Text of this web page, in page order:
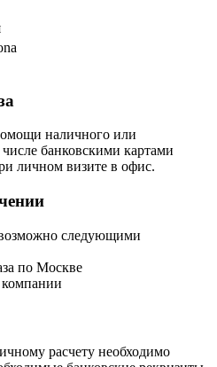
наличного или
банковскими картами
личном визите в офис.
следующими
по Москве
расчету необходимо